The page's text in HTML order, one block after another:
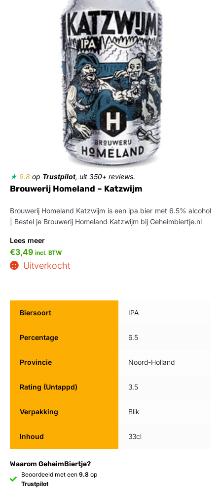
★ 9.8 op Trustpilot, uit 350+ reviews.
Brouwerij Homeland – Katzwijm
Brouwerij Homeland Katzwijm is een ipa bier met 6.5% alcohol
| Bestel je Brouwerij Homeland Katzwijm bij Geheimbiertje.nl
Lees meer
€3,49 incl. BTW
Uitverkocht
Waarom GeheimBiertje?
Beoordeeld met een 9.8 op
Trustpilot
Biersoort IPA
Percentage 6.5
Provincie Noord-Holland
Rating (Untappd) 3.5
Verpakking Blik
Inhoud 33cl